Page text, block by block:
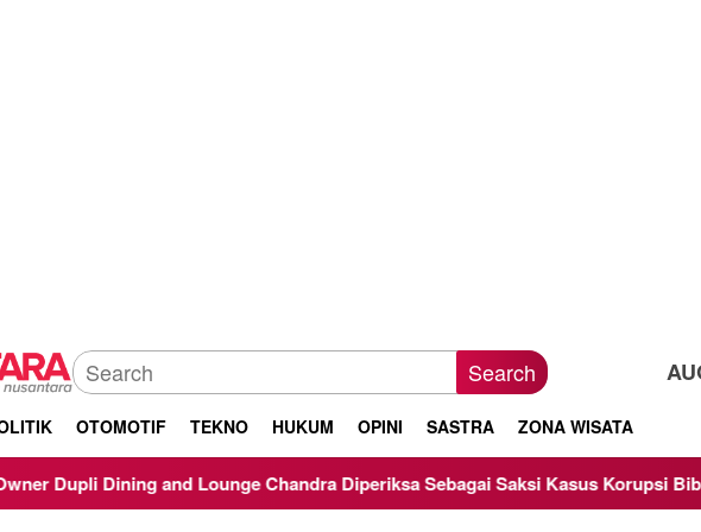
Search
OTOMOTIF TEKNO HUKUM OPINI SASTRA ZONA WISATA
Chandra Diperiksa Sebagai Saksi Kasus Korupsi Bibit Nanas Sulsel Rp 52,4